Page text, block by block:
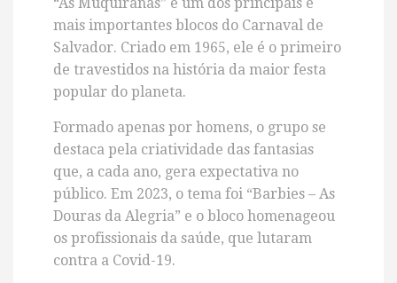
mais importantes blocos do Carnaval de
Salvador. Criado em 1965, ele é o primeiro
de travestidos na história da maior festa
popular do planeta.
Formado apenas por homens, o grupo se
destaca pela criatividade das fantasias
que, a cada ano, gera expectativa no
público. Em 2023, o tema foi “Barbies – As
Douras da Alegria” e o bloco homenageou
os profissionais da saúde, que lutaram
contra a Covid-19.